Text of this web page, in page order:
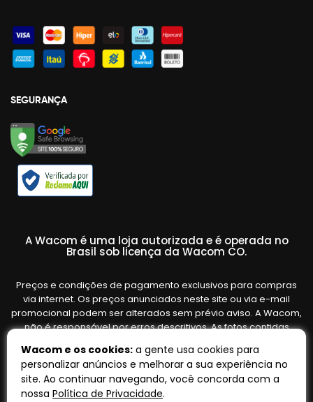
SEGURANÇA
A Wacom é uma loja autorizada e é operada no
Brasil sob licença da Wacom CO.
Preços e condições de pagamento exclusivos para compras
via internet. Os preços anunciados neste site ou via e-mail
promocional podem ser alterados sem prévio aviso. A Wacom,
não é responsável por erros descritivos. As fotos contidas
variar de acordo com o fornecedor/lote do fabricante. Ofertas
válidas até o término de nossos estoques. Vendas sujeitas à
análise e confirmação de dados.
Wacom e os cookies: a gente usa cookies para
personalizar anúncios e melhorar a sua experiência no
site. Ao continuar navegando, você concorda com a
nossa Política de Privacidade.